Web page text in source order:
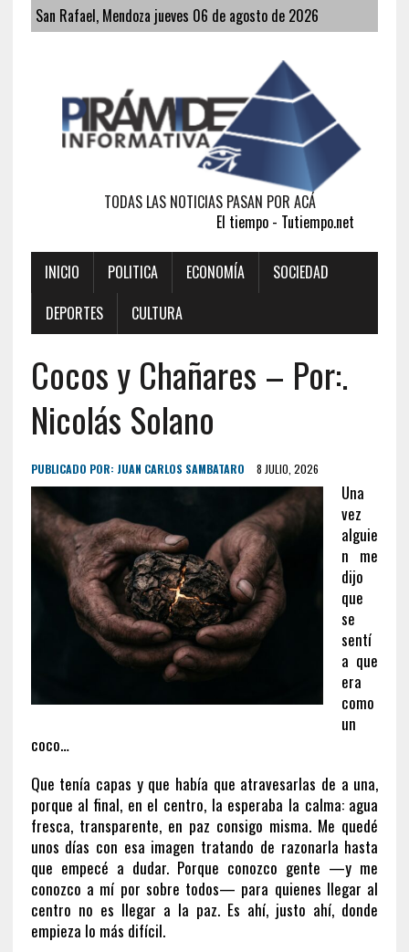
San Rafael, Mendoza jueves 06 de agosto de 2026
TODAS LAS NOTICIAS PASAN POR ACÁ
El tiempo - Tutiempo.net
INICIO POLITICA ECONOMÍA
SOCIEDAD
DEPORTES
CULTURA
Cocos y Chañares – Por:.
Nicolás Solano
PUBLICADO POR: JUAN CARLOS SAMBATARO 8 JULIO, 2026
Una
vez
alguie
n me
dijo
que
se
sentí
a que
era
como
un
coco…
Que tenía capas y que había que atravesarlas de a una,
porque al final, en el centro, la esperaba la calma: agua
fresca, transparente, en paz consigo misma. Me quedé
unos días con esa imagen tratando de razonarla hasta
que empecé a dudar. Porque conozco gente —y me
conozco a mí por sobre todos— para quienes llegar al
centro no es llegar a la paz. Es ahí, justo ahí, donde
empieza lo más difícil.